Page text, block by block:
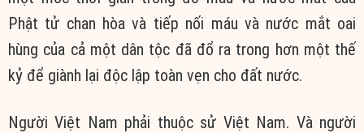
Phật tử chan hòa và tiếp nối máu và nước mắt oai
hùng của cả một dân tộc đã đổ ra trong hơn một thế
kỷ để giành lại độc lập toàn vẹn cho đất nước.
Người Việt Nam phải thuộc sử Việt Nam. Và người